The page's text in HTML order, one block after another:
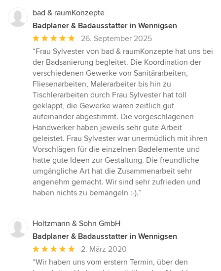
bad & raumKonzepte
Badplaner & Badausstatter in Wennigsen
Durchschnittliche
Bewertung:
5
von
5
Sternen
26. September 2025
“Frau Sylvester von bad & raumKonzepte hat uns bei
der Badsanierung begleitet. Die Koordination der
verschiedenen Gewerke von Sanitärarbeiten,
Fliesenarbeiten, Malerarbeiter bis hin zu
Tischlerarbeiten durch Frau Sylvester hat toll
geklappt, die Gewerke waren zeitlich gut
aufeinander abgestimmt. Die vorgeschlagenen
Handwerker haben jeweils sehr gute Arbeit
geleistet. Frau Sylvester war unermüdlich mit ihren
Vorschlägen für die einzelnen Badelemente und
hatte gute Ideen zur Gestaltung. Die freundliche
umgängliche Art hat die Zusammenarbeit sehr
angenehm gemacht. Wir sind sehr zufrieden und
haben nichts zu bemängeln :-).”
Holtzmann & Sohn GmbH
Badplaner & Badausstatter in Wennigsen
Durchschnittliche
Bewertung:
2. März 2020
“Wir haben uns vom erstern Termin, über den